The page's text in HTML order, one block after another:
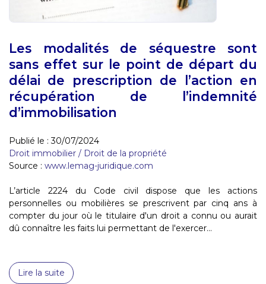
Les modalités de séquestre sont
sans effet sur le point de départ du
délai de prescription de l’action en
récupération de l’indemnité
d’immobilisation
Publié le :30/07/2024
Droit immobilier / Droit de la propriété
Source : www.lemag-juridique.com
L’article 2224 du Code civil dispose que les actions
personnelles ou mobilières se prescrivent par cinq ans à
compter du jour où le titulaire d'un droit a connu ou aurait
dû connaître les faits lui permettant de l'exercer...
Lire la suite